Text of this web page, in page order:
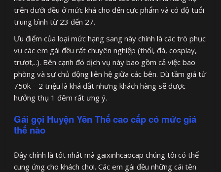
trên dưới đều ở mức khá cho đến cực phẩm và có độ tuổi
trung bình từ 23 đến 27.
Ưu điểm của loại mức hạng sang này chính là các trò phục
vụ các em gái đều rất chuyên nghiệp (thổi, đá, cosplay,
trượt,..). Bên cạnh đó dịch vụ này bao gồm cả việc bao
phòng và sự chủ động liên hệ giữa các bên. Dù tầm giá từ
750k – 2 triệu là khá đắt nhưng khách hàng sẽ được
hưởng thụ 1 đêm rất ưng ý.
Gái gọi Huyện Yên Thế cao cấp có mức giá
thế nào
Đây chính là tốt nhất mà gaixinhcaocap chúng tôi có thể
cung ứng cho khách chơi. Các em gái đều những cái tên